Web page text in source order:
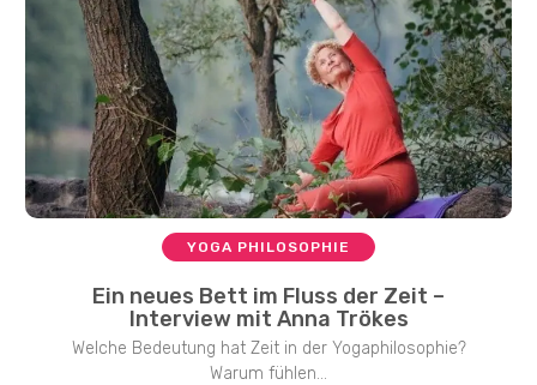
YOGA PHILOSOPHIE
Ein neues Bett im Fluss der Zeit –
Interview mit Anna Trökes
Welche Bedeutung hat Zeit in der Yogaphilosophie?
Warum fühlen...